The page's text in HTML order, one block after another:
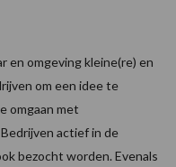
en omgeving kleine(re) en
om een idee te
omgaan met
actief in de
bezocht worden. Evenals